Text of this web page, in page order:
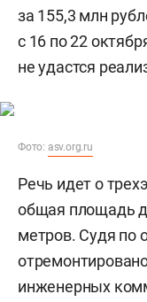
за 155,3 млн
с 16 по 22
не удастся
Фото: asv.org.ru
Речь идет о
общая площадь
метров. Судя по
инженерных